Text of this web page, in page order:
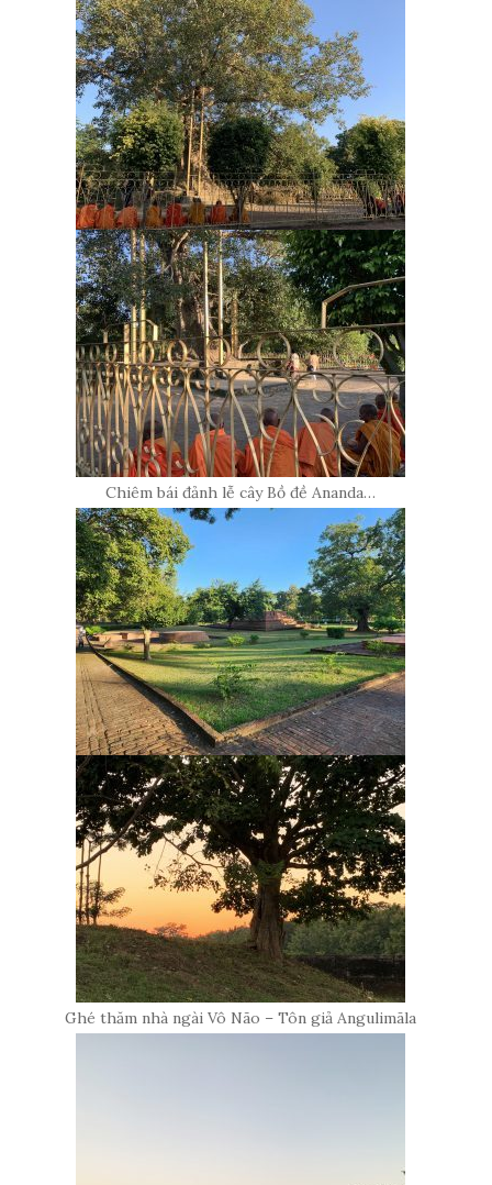
Chiêm bái đảnh lễ cây Bồ đề Ananda…
Ghé thăm nhà ngài Vô Não – Tôn giả Angulimāla